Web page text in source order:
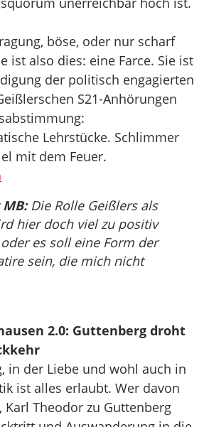
böse, oder nur scharf
ist also dies: eine Farce. Sie ist
der politisch engagierten
S21-Anhörungen
Lehrstücke. Schlimmer
mit dem Feuer.
Die Rolle Geißlers als
hier doch viel zu positiv
es soll eine Form der
sein, die mich nicht
2.0: Guttenberg droht
in der Liebe und wohl auch in
ist alles erlaubt. Wer davon
Karl Theodor zu Guttenberg